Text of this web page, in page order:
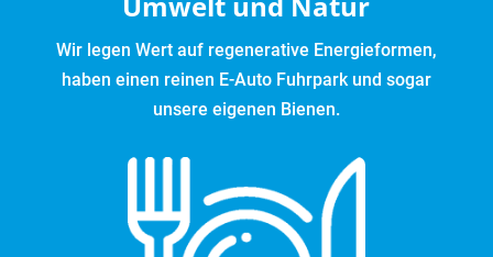
Wir legen Wert auf regenerative Energieformen,
haben einen reinen E-Auto Fuhrpark und sogar
unsere eigenen Bienen.